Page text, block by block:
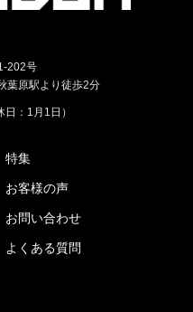
202号
葉原駅より徒歩2分
：1月1日）
特集
お客様の声
お問い合わせ
よくある質問